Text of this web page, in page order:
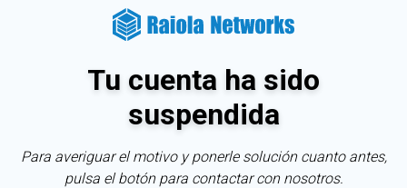
Tu cuenta ha sido
suspendida
Para averiguar el motivo y ponerle solución cuanto antes,
pulsa el botón para contactar con nosotros.